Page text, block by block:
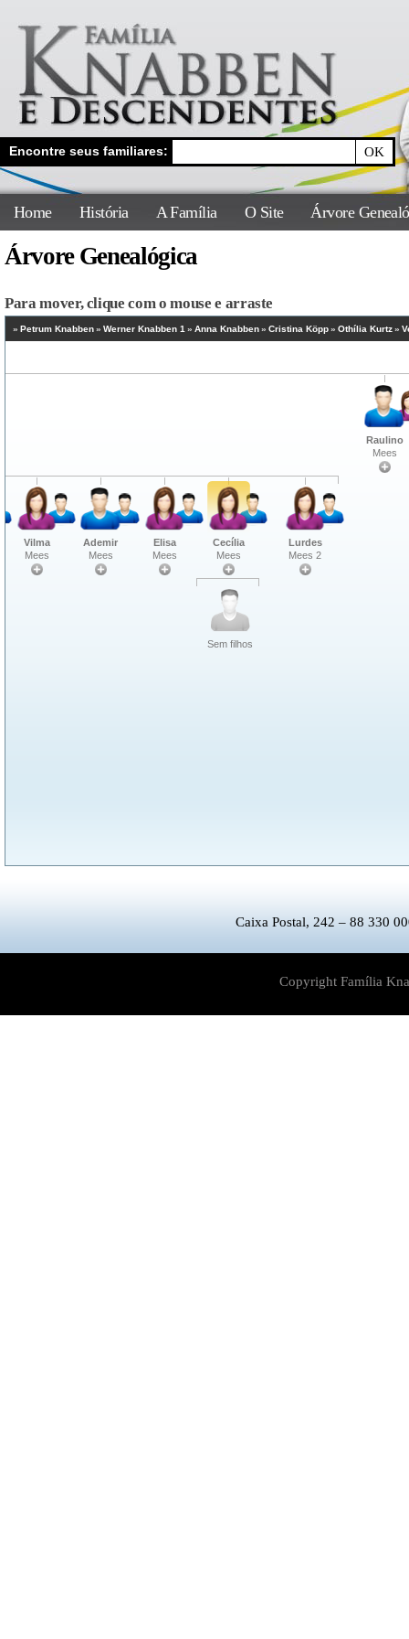
Encontre seus familiares:
Home História A Família O Site Árvore
Árvore Genealógica
Para mover, clique com o mouse e arraste
Caixa Postal, 242 – 88 330
Copyright Família